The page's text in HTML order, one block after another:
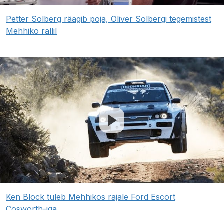
Petter Solberg räägib poja, Oliver Solbergi tegemistest
Mehhiko rallil
Ken Block tuleb Mehhikos rajale Ford Escort